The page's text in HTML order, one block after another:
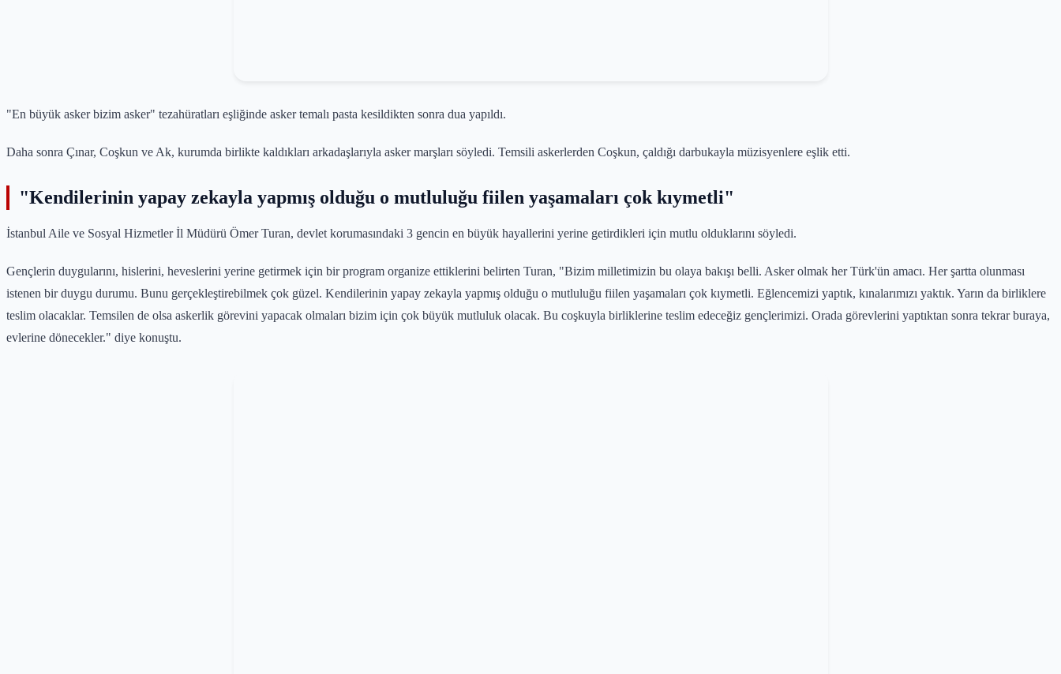
"En büyük asker bizim asker" tezahüratları eşliğinde asker temalı pasta kesildikten sonra dua yapıldı.
Daha sonra Çınar, Coşkun ve Ak, kurumda birlikte kaldıkları arkadaşlarıyla asker marşları söyledi. Temsili askerlerden Coşkun, çaldığı darbukayla müzisyenlere eşlik etti.
"Kendilerinin yapay zekayla yapmış olduğu o mutluluğu fiilen yaşamaları çok kıymetli"
İstanbul Aile ve Sosyal Hizmetler İl Müdürü Ömer Turan, devlet korumasındaki 3 gencin en büyük hayallerini yerine getirdikleri için mutlu olduklarını söyledi.
Gençlerin duygularını, hislerini, heveslerini yerine getirmek için bir program organize ettiklerini belirten Turan, "Bizim milletimizin bu olaya bakışı belli. Asker olmak her Türk'ün amacı. Her şartta olunması
istenen bir duygu durumu. Bunu gerçekleştirebilmek çok güzel. Kendilerinin yapay zekayla yapmış olduğu o mutluluğu fiilen yaşamaları çok kıymetli. Eğlencemizi yaptık, kınalarımızı yaktık. Yarın da birliklere
teslim olacaklar. Temsilen de olsa askerlik görevini yapacak olmaları bizim için çok büyük mutluluk olacak. Bu coşkuyla birliklerine teslim edeceğiz gençlerimizi. Orada görevlerini yaptıktan sonra tekrar buraya,
evlerine dönecekler." diye konuştu.